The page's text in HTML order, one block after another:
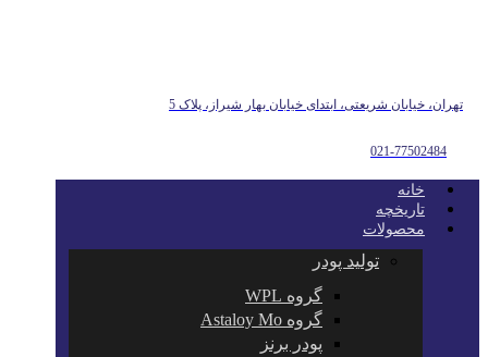
تهران، خیابان شریعتی، ابتدای خیابان بهار شیراز، پلاک 5
021-77502484
خانه
تاریخچه
محصولات
تولید پودر
گروه WPL
گروه Astaloy Mo
پودر برنز